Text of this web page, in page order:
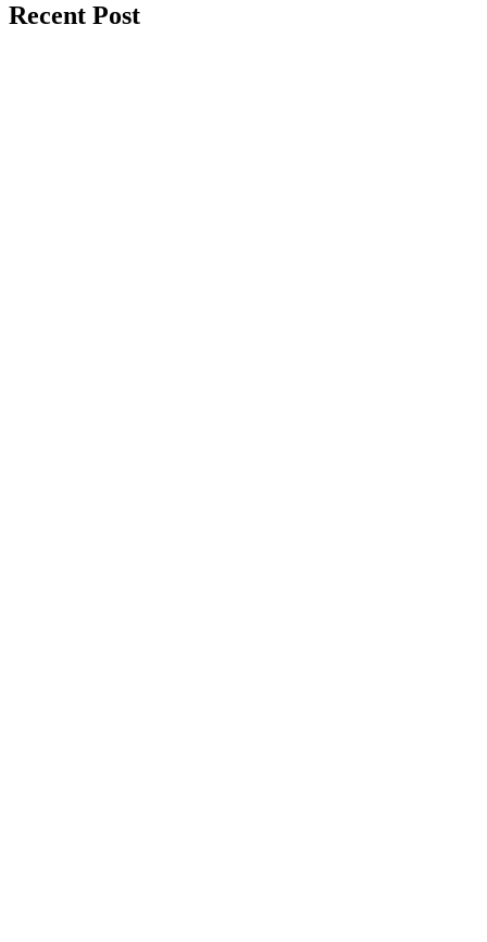
Recent Post